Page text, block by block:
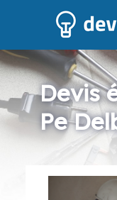
Devis
Pe